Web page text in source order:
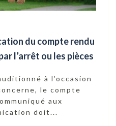
du compte rendu
l’arrêt ou les pièces
à l’occasion
le compte
aux
doit...